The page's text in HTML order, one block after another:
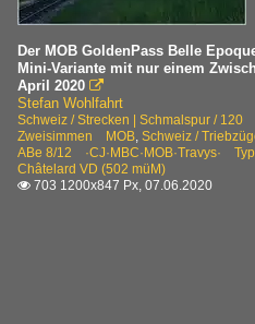
Der MOB GoldenPass Belle
Mini-Variante mit nur einem
April 2020 
Stefan Wohlfahrt
Schweiz / Strecken | Schmalspur / 120
Zweisimmen MOB, Schweiz /
ABe 8/12 ·CJ·MBC·MOB·Travys·
Châtelard VD (502 müM)
 703 1200x847 Px, 07.06.2020